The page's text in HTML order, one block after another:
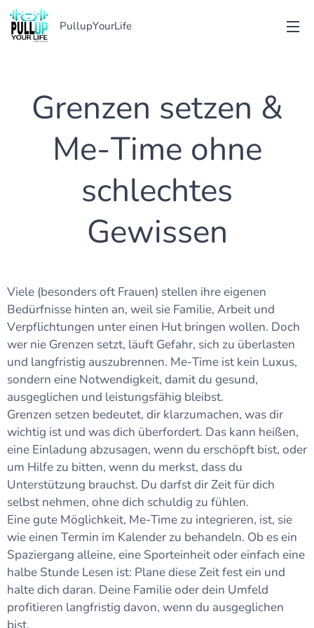
PullupYourLife
Grenzen setzen &
Me-Time ohne
schlechtes
Gewissen
Viele (besonders oft Frauen) stellen ihre eigenen
Bedürfnisse hinten an, weil sie Familie, Arbeit und
Verpflichtungen unter einen Hut bringen wollen. Doch
wer nie Grenzen setzt, läuft Gefahr, sich zu überlasten
und langfristig auszubrennen. Me-Time ist kein Luxus,
sondern eine Notwendigkeit, damit du gesund,
ausgeglichen und leistungsfähig bleibst.
Grenzen setzen bedeutet, dir klarzumachen, was dir
wichtig ist und was dich überfordert. Das kann heißen,
eine Einladung abzusagen, wenn du erschöpft bist, oder
um Hilfe zu bitten, wenn du merkst, dass du
Unterstützung brauchst. Du darfst dir Zeit für dich
selbst nehmen, ohne dich schuldig zu fühlen.
Eine gute Möglichkeit, Me-Time zu integrieren, ist, sie
wie einen Termin im Kalender zu behandeln. Ob es ein
Spaziergang alleine, eine Sporteinheit oder einfach eine
halbe Stunde Lesen ist: Plane diese Zeit fest ein und
halte dich daran. Deine Familie oder dein Umfeld
profitieren langfristig davon, wenn du ausgeglichen